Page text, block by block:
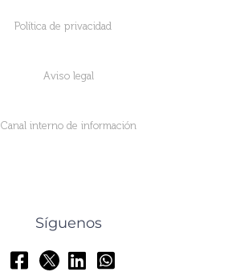
Política de privacidad
Aviso legal
Canal interno de información
Síguenos